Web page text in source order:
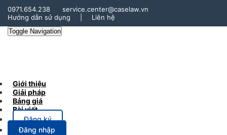
0971.654.238
service.center@caselaw.vn
Hướng dẫn sử dụng
Liên hệ
Toggle Navigation
Giới thiệu
Giải pháp
Bảng giá
Bài viết
Đăng ký
Đăng nhập